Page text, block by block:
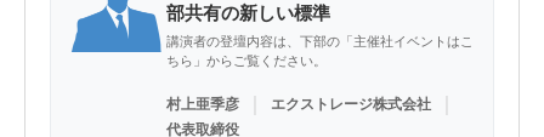
部共有の新しい標準
講演者の登壇内容は、下部の「主催社イベントはこ
ちら」からご覧ください。
村上亜季彦 エクストレージ株式会社
代表取締役